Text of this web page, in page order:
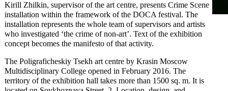
Kirill Zhilkin, supervisor of the art centre, presents Crime Scene
installation within the framework of the DOCA festival. The
installation represents the whole team of supervisors and artists
who investigated ‘the crime of non-art’. Text of the exhibition
concept becomes the manifesto of that activity.
The Poligraficheskiy Tsekh art centre by Krasin Moscow
Multidisciplinary College opened in February 2016. The
territory of the exhibition hall takes more than 1500 sq. m. It is